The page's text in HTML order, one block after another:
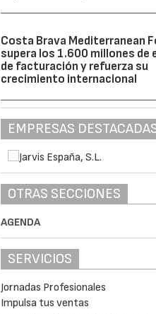
Costa Brava Mediterranean
supera los 1.600 millones de
de facturación y refuerza su
crecimiento internacional
EMPRESAS
OTRAS SECCIONES
AGENDA
SERVICIOS
Jornadas Profesionales
Impulsa tus ventas